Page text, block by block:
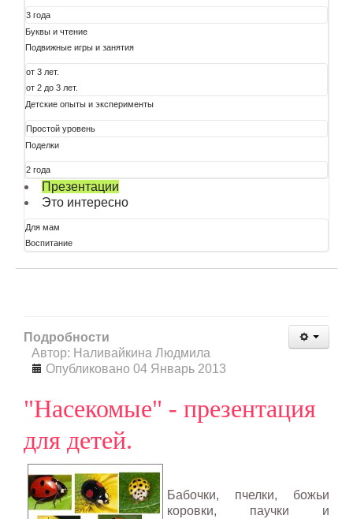
3 года
Буквы и чтение
Подвижные игры и занятия
от 3 лет.
от 2 до 3 лет.
Детские опыты и эксперименты
Простой уровень
Поделки
2 года
Презентации
Это интересно
Для мам
Воспитание
Подробности
Автор: Наливайкина Людмила
Опубликовано 04 Январь 2013
"Насекомые" - презентация
для детей.
Бабочки, пчелки, божьи
коровки, паучки и